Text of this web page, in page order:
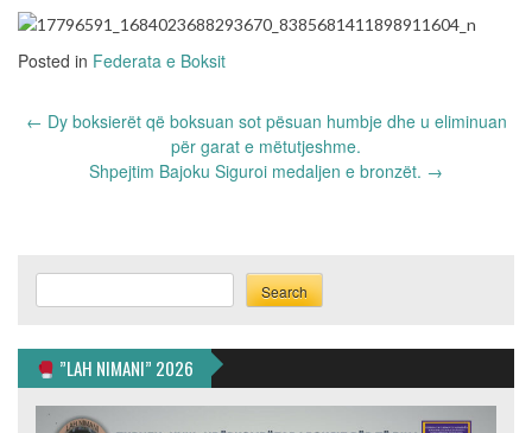
Posted in Federata e Boksit
Post
← Dy boksierët që boksuan sot pësuan humbje dhe u eliminuan
për garat e mëtutjeshme.
Shpejtim Bajoku Siguroi medaljen e bronzët. →
Search
”LAH NIMANI” 2026